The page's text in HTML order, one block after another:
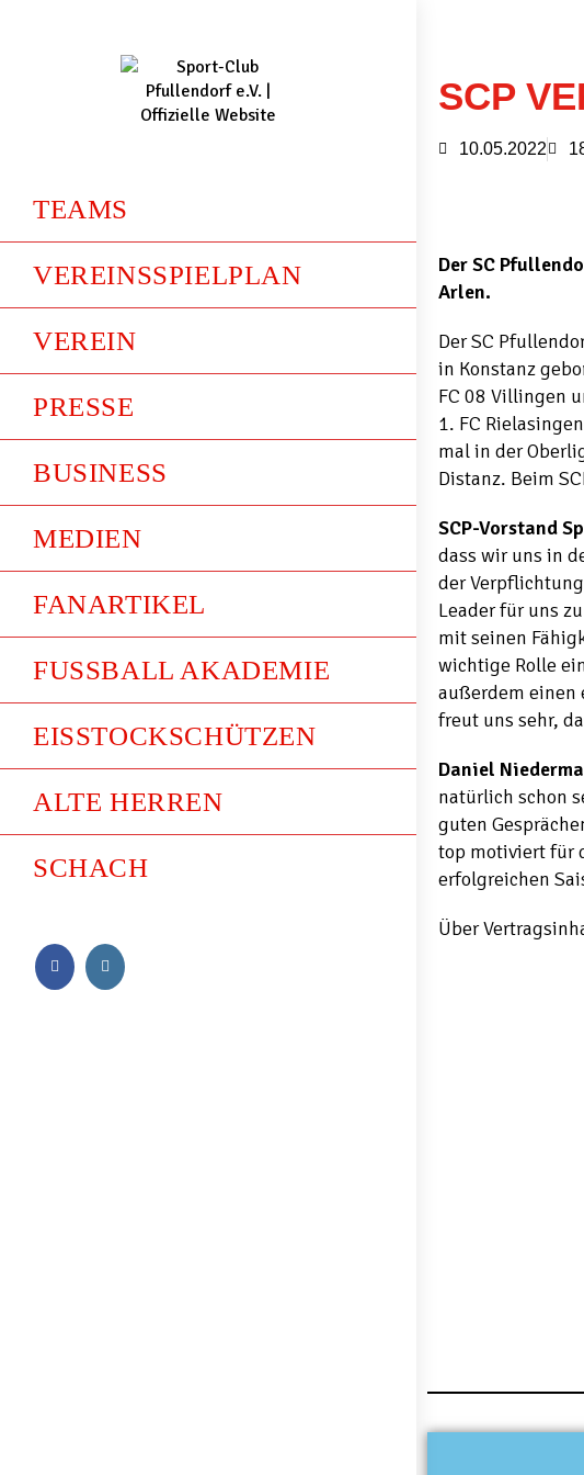
TEAMS
VEREINSSPIELPLAN
VEREIN
PRESSE
BUSINESS
MEDIEN
FANARTIKEL
FUSSBALL AKADEMIE
EISSTOCKSCHÜTZEN
ALTE HERREN
SCHACH
SCP
10.05.2022
Der SC
Arlen.
Der SC
in Konstanz
FC 08 Villingen
1. FC
mal in der
Distanz. Beim
SCP-Vorstand
dass wir uns in
der
Leader für uns
mit seinen
wichtige Rolle
außerdem einen
freut uns sehr,
Daniel
natürlich schon
guten
top motiviert für
erfolgreichen
Über